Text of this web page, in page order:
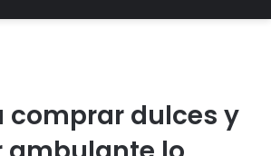
comprar dulces y